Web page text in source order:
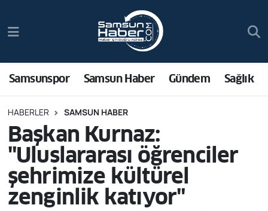
Samsunspor Samsun Haber Gündem Sağlık
HABERLER SAMSUN HABER
Başkan Kurnaz:
"Uluslararası öğrenciler
şehrimize kültürel
zenginlik katıyor"
Samsun Haber
Sağlık
Asayiş
Bilim ve Teknoloji
Bölge
Trafik Durumu
Süper Lig Puan Durumu ve Fikstür
Tüm Manşetler
Son Dakika Haberleri
Haber Arşivi